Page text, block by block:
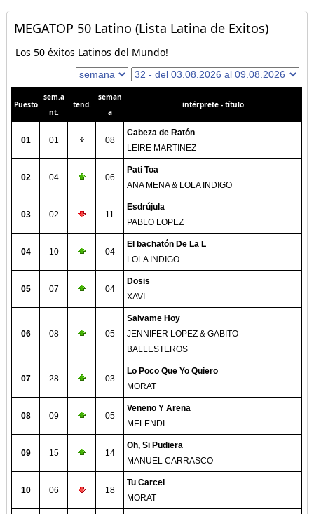
MEGATOP 50 Latino (Lista Latina de Exitos)
Los 50 éxitos Latinos del Mundo!
Puesto
sem.a
nt.
tend.
seman
a
intérprete - título
01 01 08
Cabeza de Ratón
LEIRE MARTINEZ
02 04 06
Pati Toa
ANA MENA & LOLA INDIGO
03 02 11
Esdrújula
PABLO LOPEZ
04 10 04
El bachatón De La L
LOLA INDIGO
05 07 04
Dosis
XAVI
06 08 05
Salvame Hoy
JENNIFER LOPEZ & GABITO
BALLESTEROS
07 28 03
Lo Poco Que Yo Quiero
MORAT
08 09 05
Veneno Y Arena
MELENDI
09 15 14
Oh, Si Pudiera
MANUEL CARRASCO
10 06 18
Tu Carcel
MORAT